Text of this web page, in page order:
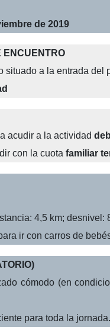
de 2019
ENCUENTRO
situado a la entrada del
acudir a la actividad
con la cuota familiar
4,5 km; desnivel:
ir con carros de
cómodo (en
para toda la jornada.